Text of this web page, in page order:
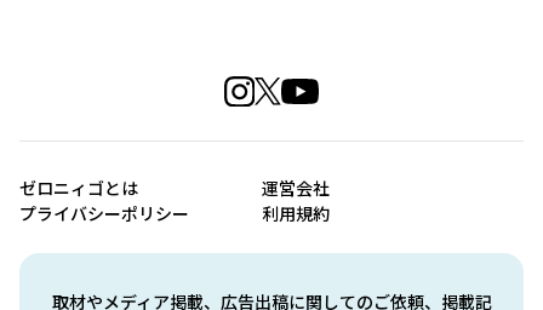
取材やメディア掲載、広告出稿に関してのご依頼、掲載記
ゼロニィゴとは
運営会社
プライバシーポリシー
利用規約